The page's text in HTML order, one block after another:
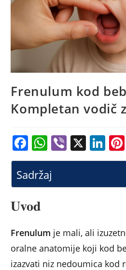
Frenulum kod
Kompletan vodič
F
a
c
e
b
o
k
W
h
at
s
p
Vi
b
X Li
n
e
Sadržaj
Uvod
Frenulum je mali, ali
oralne anatomije koji kod
izazvati niz nedoumica kod